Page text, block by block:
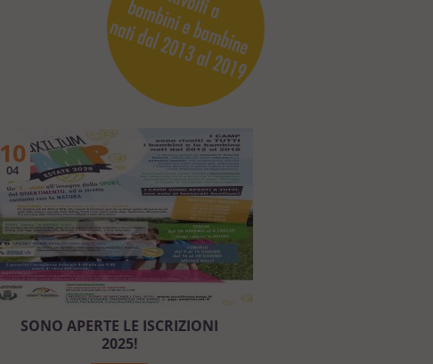
10
04
SONO APERTE LE ISCRIZIONI
2025!